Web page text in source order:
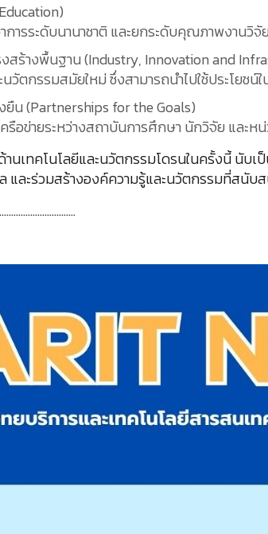
ารระดับนานาชาติ และยกระดับคุณภาพงานวิ
สร้างพื้นฐาน (Industry, Innovation and
ตกรรมสมัยใหม่ ซึ่งสามารถนำไปใช้ประโยช
น (Partnerships for the Goals)
รือข่ายระหว่างสถาบันการศึกษา นักวิจัย และห
านเทคโนโลยีและนวัตกรรมโดรนในครั้งนี้
และร่วมสร้างองค์ความรู้และนวัตกรรมที่ส